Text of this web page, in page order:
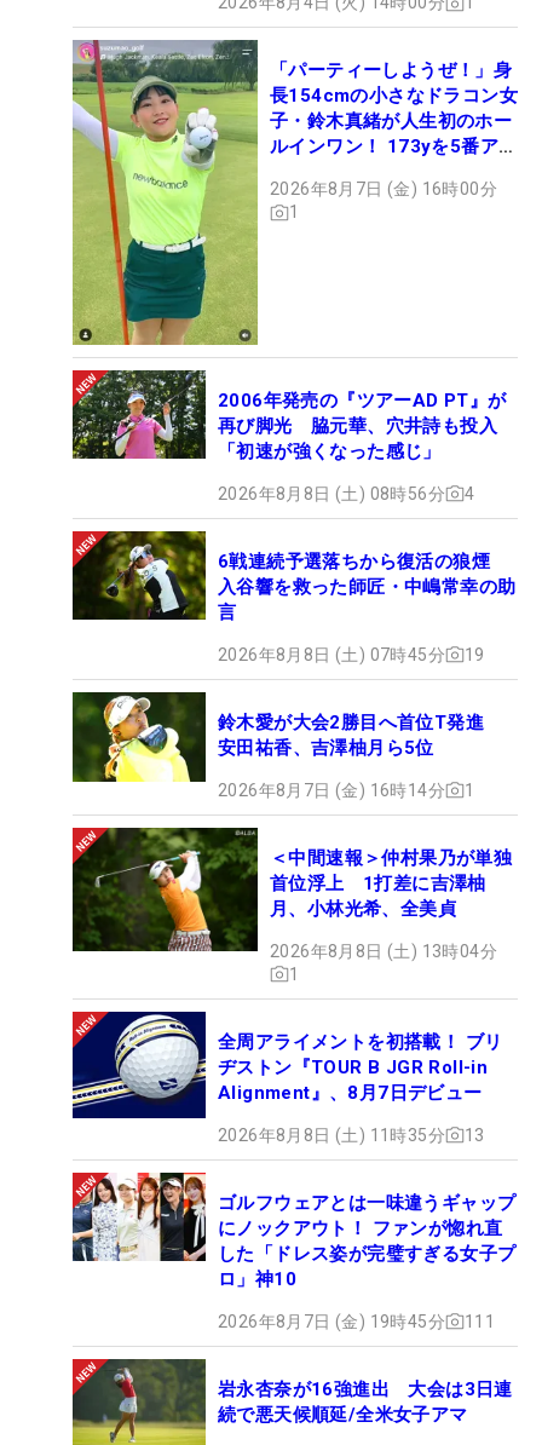
「パーティーしようぜ！」身
長154cmの小さなドラコン女
子・鈴木真緒が人生初のホー
ルインワン！ 173yを5番アイ
2026年8月7日 (金) 16時00分
1
2006年発売の『ツアーAD PT』が
再び脚光 脇元華、穴井詩も投入
「初速が強くなった感じ」
2026年8月8日 (土) 08時56分 4
6戦連続予選落ちから復活の狼煙
入谷響を救った師匠・中嶋常幸の助
言
2026年8月8日 (土) 07時45分 19
鈴木愛が大会2勝目へ首位T発進
安田祐香、吉澤柚月ら5位
2026年8月7日 (金) 16時14分 1
＜中間速報＞仲村果乃が単独
首位浮上 1打差に吉澤柚
月、小林光希、全美貞
2026年8月8日 (土) 13時04分
1
全周アライメントを初搭載！ ブリ
ヂストン『TOUR B JGR Roll-in
Alignment』、8月7日デビュー
2026年8月8日 (土) 11時35分 13
ゴルフウェアとは一味違うギャップ
にノックアウト！ ファンが惚れ直
した「ドレス姿が完璧すぎる女子プ
ロ」神10
2026年8月7日 (金) 19時45分 111
岩永杏奈が16強進出 大会は3日連
続で悪天候順延/全米女子アマ